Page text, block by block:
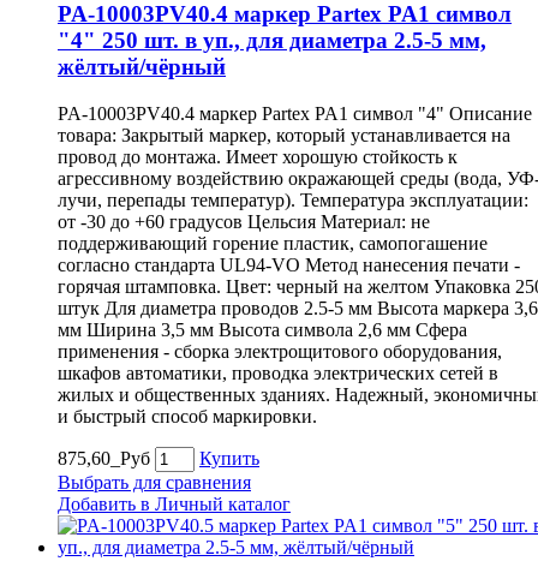
PA-10003PV40.4 маркер Partex PA1 символ
"4" 250 шт. в уп., для диаметра 2.5-5 мм,
жёлтый/чёрный
PA-10003PV40.4 маркер Partex PA1 символ "4" Описание
товара: Закрытый маркер, который устанавливается на
провод до монтажа. Имеет хорошую стойкость к
агрессивному воздействию окражающей среды (вода,
лучи, перепады температур). Температура эксплуатации:
от -30 до +60 градусов Цельсия Материал: не
поддерживающий горение пластик, самопогашение
согласно стандарта UL94-VO Метод нанесения печати -
горячая штамповка. Цвет: черный на желтом Упаковка
штук Для диаметра проводов 2.5-5 мм Высота маркера 3,6
мм Ширина 3,5 мм Высота символа 2,6 мм Сфера
применения - сборка электрощитового оборудования,
шкафов автоматики, проводка электрических сетей в
жилых и общественных зданиях. Надежный,
и быстрый способ маркировки.
875,60_Руб
Купить
Выбрать для сравнения
Добавить в Личный каталог